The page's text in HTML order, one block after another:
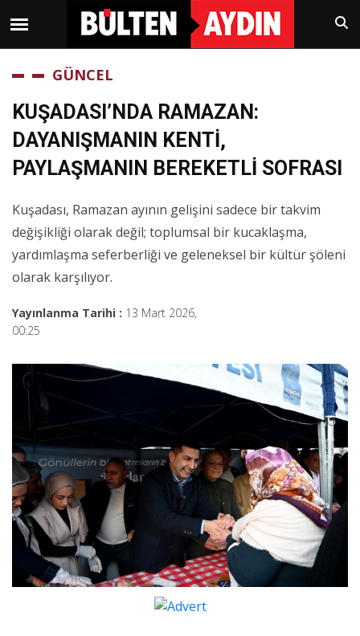
GÜNCEL
KUŞADASI’NDA RAMAZAN:
DAYANIŞMANIN KENTİ,
PAYLAŞMANIN BEREKETLİ SOFRASI
Kuşadası, Ramazan ayının gelişini sadece bir takvim
değişikliği olarak değil; toplumsal bir kucaklaşma,
yardımlaşma seferberliği ve geleneksel bir kültür şöleni
olarak karşılıyor.
Yayınlanma Tarihi : 13 Mart 2026,
00:25